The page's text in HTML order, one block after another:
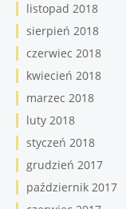
listopad 2018
sierpień 2018
czerwiec 2018
kwiecień 2018
marzec 2018
luty 2018
styczeń 2018
grudzień 2017
październik 2017